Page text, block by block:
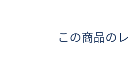
この商品の